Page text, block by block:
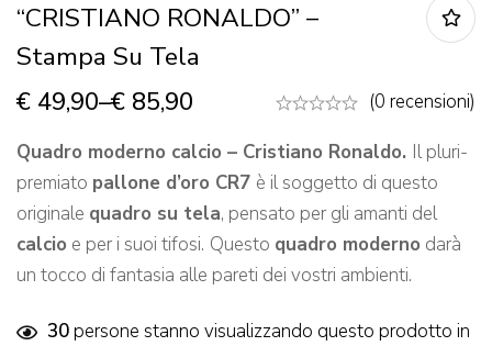
“CRISTIANO RONALDO” –
Stampa Su Tela
€ 49,90–€ 85,90
(0 recensioni)
Quadro moderno calcio – Cristiano Ronaldo. Il pluri-
premiato pallone d’oro CR7 è il soggetto di questo
originale quadro su tela, pensato per gli amanti del
calcio e per i suoi tifosi. Questo quadro moderno darà
un tocco di fantasia alle pareti dei vostri ambienti.
30persone stanno visualizzando questo prodotto in